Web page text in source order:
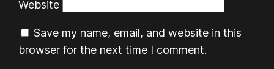
Website
Save my name, email, and website in this
browser for the next time I comment.